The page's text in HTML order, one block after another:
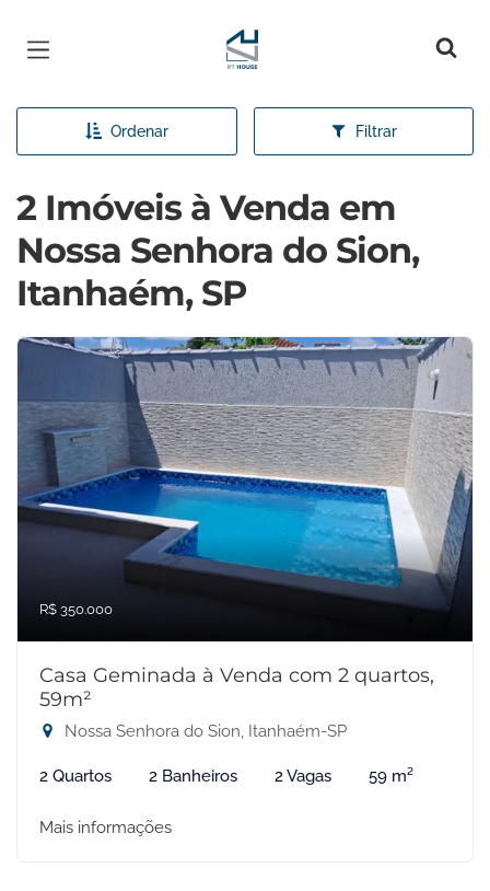
Página inicial
Ordenar Filtrar
2 Imóveis à Venda em
Nossa Senhora do Sion,
Itanhaém, SP
R$ 350.000
Casa Geminada à Venda com 2 quartos,
59m²
Nossa Senhora do Sion, Itanhaém-SP
2 Quartos 2 Banheiros 2 Vagas 59 m²
Mais informações